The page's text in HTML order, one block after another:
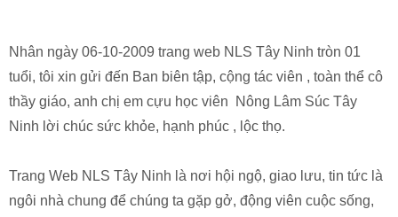
Nhân ngày 06-10-2009 trang web NLS Tây Ninh tròn 01
tuổi, tôi xin gửi đến Ban biên tập, cộng tác viên , toàn thể cô
thầy giáo, anh chị em cựu học viên Nông Lâm Súc Tây
Ninh lời chúc sức khỏe, hạnh phúc , lộc thọ.
Trang Web NLS Tây Ninh là nơi hội ngộ, giao lưu, tin tức là
ngôi nhà chung để chúng ta gặp gở, động viên cuộc sống,